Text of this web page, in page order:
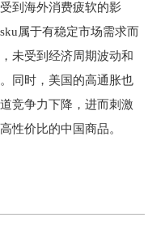
到海外消费疲软的影
属于有稳定市场需求而
未受到经济周期波动和
同时，美国的高通胀也
竞争力下降，进而刺激
性价比的中国商品。